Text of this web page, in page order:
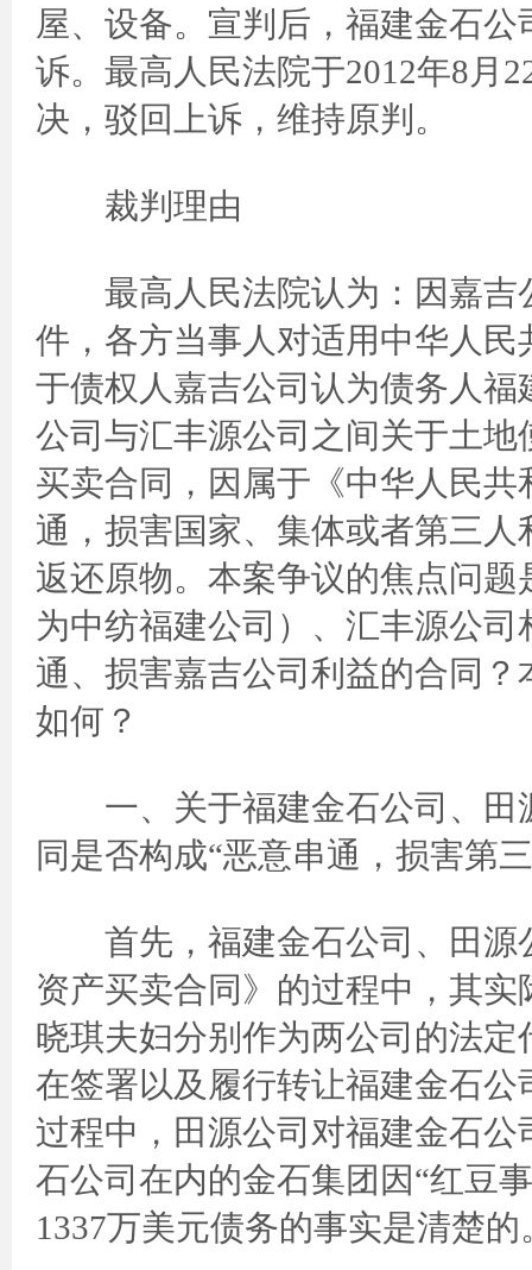
屋、设备。宣判后，福建金石
诉。最高人民法院于2012年8月
决，驳回上诉，维持原判。
裁判理由
最高人民法院认为：因嘉吉
件，各方当事人对适用中华人
于债权人嘉吉公司认为债务人
公司与汇丰源公司之间关于土
买卖合同，因属于《中华人民
通，损害国家、集体或者第三
返还原物。本案争议的焦点问
为中纺福建公司）、汇丰源公
通、损害嘉吉公司利益的合同
如何？
一、关于福建金石公司、田
同是否构成“恶意串通，损害第
首先，福建金石公司、田源
资产买卖合同》的过程中，其
晓琪夫妇分别作为两公司的法
在签署以及履行转让福建金石
过程中，田源公司对福建金石
石公司在内的金石集团因“红豆
1337万美元债务的事实是清楚的